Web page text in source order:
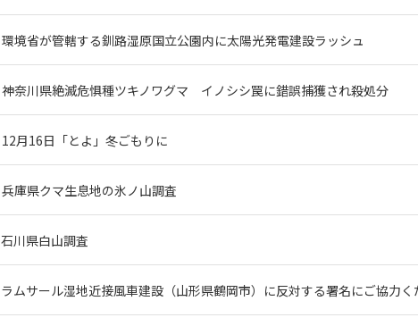
環境省が管轄する釧路湿原国立公園内に太陽光発電建設ラッシュ
神奈川県絶滅危惧種ツキノワグマ イノシシ罠に錯誤捕獲され殺処分
12月16日「とよ」冬ごもりに
兵庫県クマ生息地の氷ノ山調査
石川県白山調査
ラムサール湿地近接風車建設（山形県鶴岡市）に反対する署名にご協力く